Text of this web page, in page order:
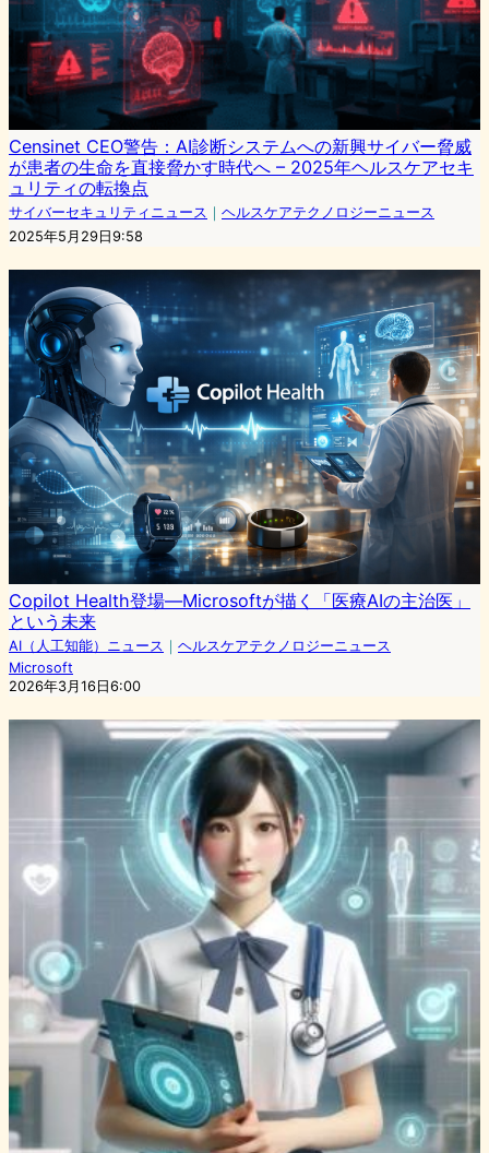
Censinet CEO警告：AI診断システムへの新興サイバー脅威
が患者の生命を直接脅かす時代へ – 2025年ヘルスケアセキ
ュリティの転換点
サイバーセキュリティニュース ｜ ヘルスケアテクノロジーニュース
2025年5月29日9:58
Copilot Health登場—Microsoftが描く「医療AIの主治医」
という未来
AI（人工知能）ニュース ｜ ヘルスケアテクノロジーニュース
Microsoft
2026年3月16日6:00